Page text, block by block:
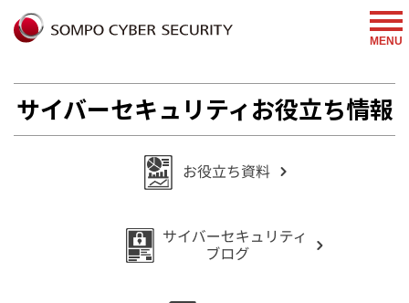
MENU
サイバーセキュリティお役立ち情報